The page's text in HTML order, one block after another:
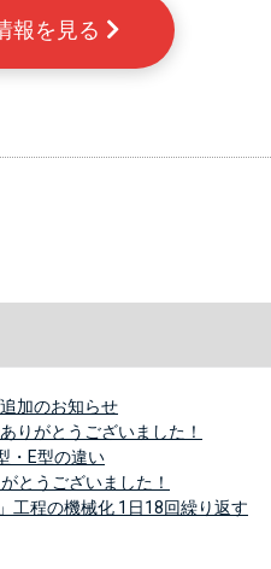
報を見る
加のお知らせ
りがとうございました！
・E型の違い
とうございました！
工程の機械化 1日18回繰り返す